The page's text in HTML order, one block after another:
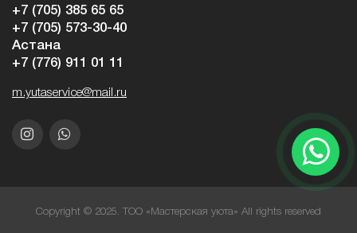
+7 (705) 385 65 65
+7 (705) 573-30-40
Астана
+7 (776) 911 01 11
m.yutaservice@mail.ru
Copyright © 2025. ТОО «Мастерская уюта» All rights reserved